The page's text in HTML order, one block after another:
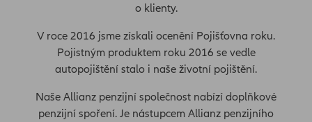
o klienty.
V roce 2016 jsme získali ocenění Pojišťovna roku.
Pojistným produktem roku 2016 se vedle
autopojištění stalo i naše životní pojištění.
Naše Allianz penzijní společnost nabízí doplňkové
penzijní spoření. Je nástupcem Allianz penzijního